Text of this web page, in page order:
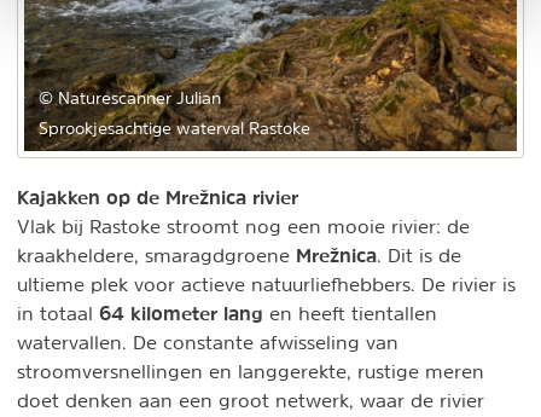
© Naturescanner Julian
Sprookjesachtige waterval Rastoke
Kajakken op de Mrežnica rivier
Vlak bij Rastoke stroomt nog een mooie rivier: de
kraakheldere, smaragdgroene Mrežnica. Dit is de
ultieme plek voor actieve natuurliefhebbers. De rivier is
in totaal 64 kilometer lang en heeft tientallen
watervallen. De constante afwisseling van
stroomversnellingen en langgerekte, rustige meren
doet denken aan een groot netwerk, waar de rivier